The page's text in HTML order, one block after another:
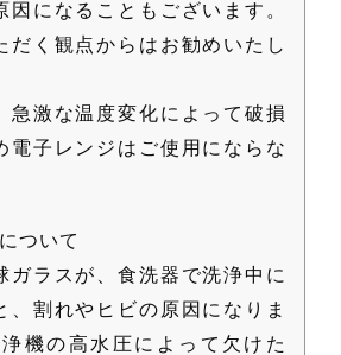
因になることもございます。
だく観点からはお勧めいたし
急激な温度変化によって破損
電子レンジはご使用にならな
ついて
ガラスが、食洗器で洗浄中に
、割れやヒビの原因になりま
機の高水圧によって欠けた